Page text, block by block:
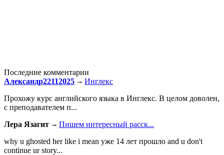
Последние комментарии
Александр22112025
Инглекс
Прохожу курс английского языка в Инглекс. В целом доволен,
с преподавателем п...
Лера Язагит
Пишем интересный расск...
why u ghosted her like i mean уже 14 лет прошло and u don't
continue ur story...